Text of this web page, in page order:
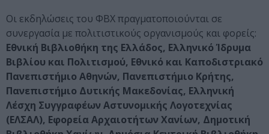
Οι εκδηλώσεις του ΦΒΧ πραγματοποιούνται σε
συνεργασία με πολιτιστικούς οργανισμούς και φορείς:
Εθνική Βιβλιοθήκη της Ελλάδος, Ελληνικό Ίδρυμα
Βιβλίου και Πολιτισμού, Εθνικό και Καποδιστριακό
Πανεπιστήμιο Αθηνών, Πανεπιστήμιο Κρήτης,
Πανεπιστήμιο Δυτικής Μακεδονίας, Ελληνική
Λέσχη Συγγραφέων Αστυνομικής Λογοτεχνίας
(ΕΛΣΑΛ), Εφορεία Αρχαιοτήτων Χανίων, Δημοτική